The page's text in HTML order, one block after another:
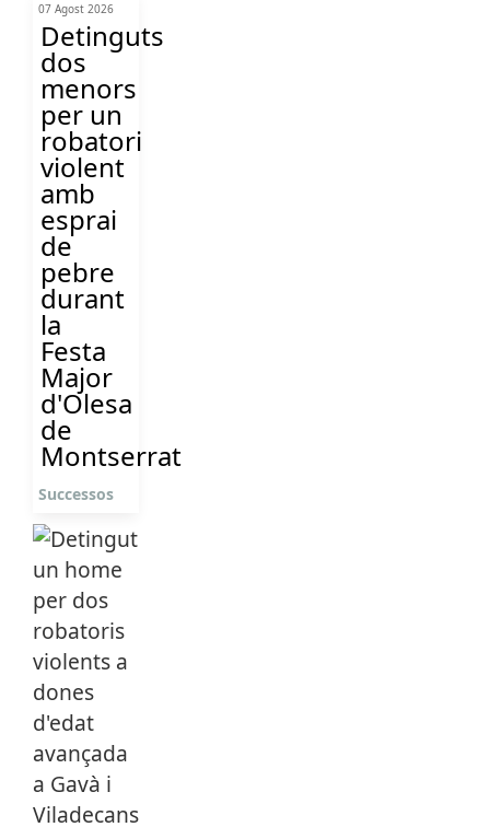
07 Agost 2026
Detinguts
dos
menors
per un
robatori
violent
amb
esprai
de
pebre
durant
la
Festa
Major
d'Olesa
de
Montserrat
Successos